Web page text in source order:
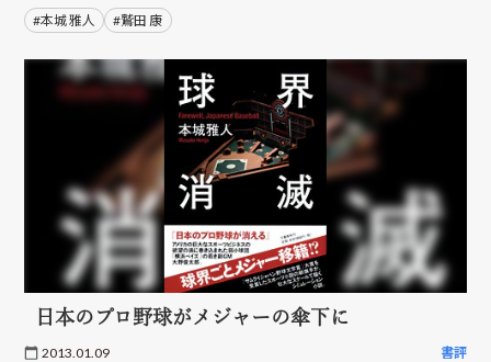
#本城 雅人 #鷲田 康
日本のプロ野球がメジャーの傘下に
2013.01.09 書評